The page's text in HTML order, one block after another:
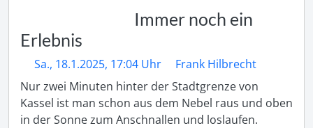
Immer noch ein
Erlebnis
Sa., 18.1.2025, 17:04 Uhr
Frank Hilbrecht
Nur zwei Minuten hinter der Stadtgrenze von
Kassel ist man schon aus dem Nebel raus und oben
in der Sonne zum Anschnallen und loslaufen.